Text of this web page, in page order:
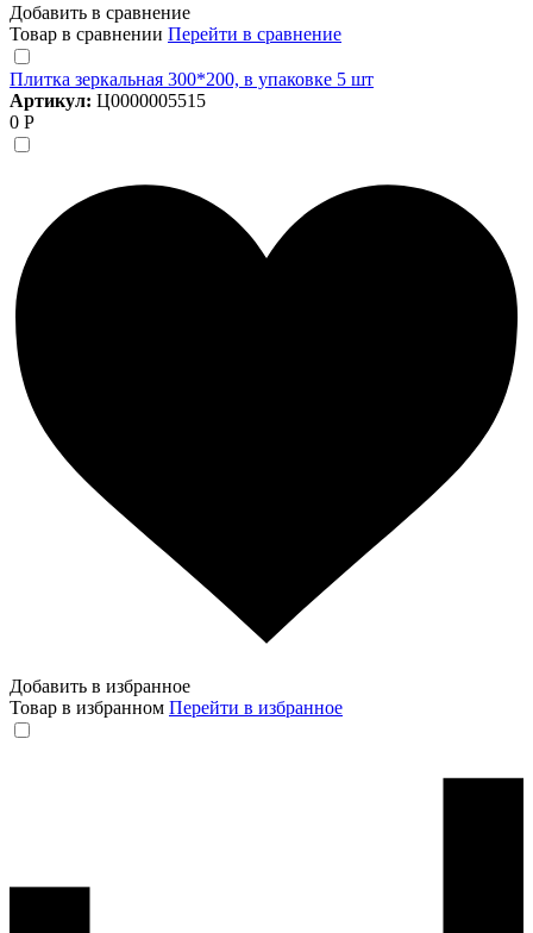
Добавить в сравнение
Товар в сравнении Перейти в сравнение
Плитка зеркальная 300*200, в упаковке 5 шт
Артикул: Ц0000005515
0 Р
Добавить в избранное
Товар в избранном Перейти в избранное